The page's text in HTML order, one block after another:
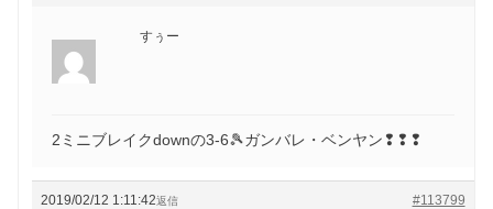
すぅー
2ミニブレイクdownの3-6🎾ガンバレ・ベンヤン❢❢❢
2019/02/12 1:11:42 #113799
返信